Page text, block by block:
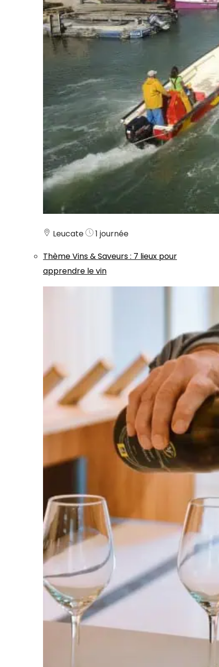
Leucate
1 journée
ThèmeVins & Saveurs: 7 lieux pour
apprendre le vin